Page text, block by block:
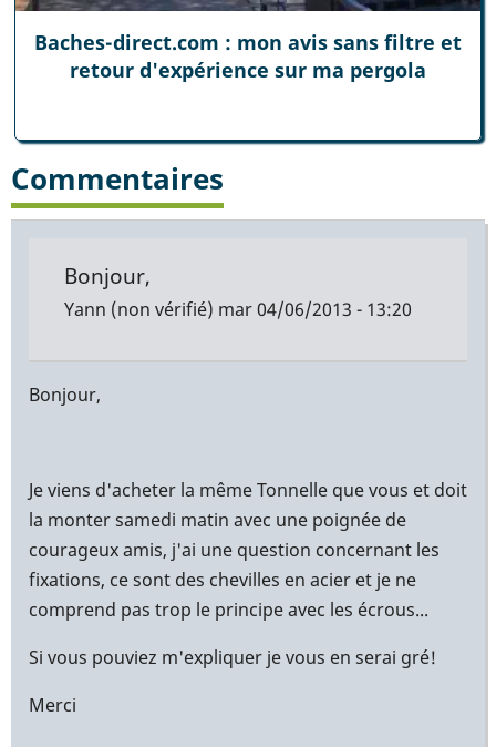
Baches-direct.com : mon avis sans filtre et
retour d'expérience sur ma pergola
Commentaires
Bonjour,
Yann (non vérifié) mar 04/06/2013 - 13:20
Bonjour,
Je viens d'acheter la même Tonnelle que vous et doit
la monter samedi matin avec une poignée de
courageux amis, j'ai une question concernant les
fixations, ce sont des chevilles en acier et je ne
comprend pas trop le principe avec les écrous...
Si vous pouviez m'expliquer je vous en serai gré!
Merci